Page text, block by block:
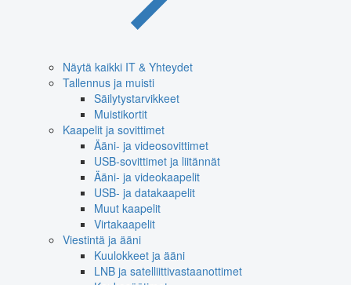
Näytä kaikki IT & Yhteydet
Tallennus ja muisti
Säilytystarvikkeet
Muistikortit
Kaapelit ja sovittimet
Ääni- ja videosovittimet
USB-sovittimet ja liitännät
Ääni- ja videokaapelit
USB- ja datakaapelit
Muut kaapelit
Virtakaapelit
Viestintä ja ääni
Kuulokkeet ja ääni
LNB ja satelliittivastaanottimet